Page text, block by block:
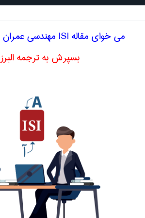
اصطلاحات تخصصی انگلیسی
(FM(Facilities management
می خوای مقاله ISI مهندسی عمران ترجمه کنی!؟
بسپرش به ترجمه البرز